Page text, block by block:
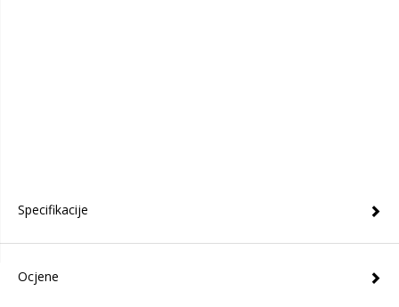
Specifikacije
Ocjene